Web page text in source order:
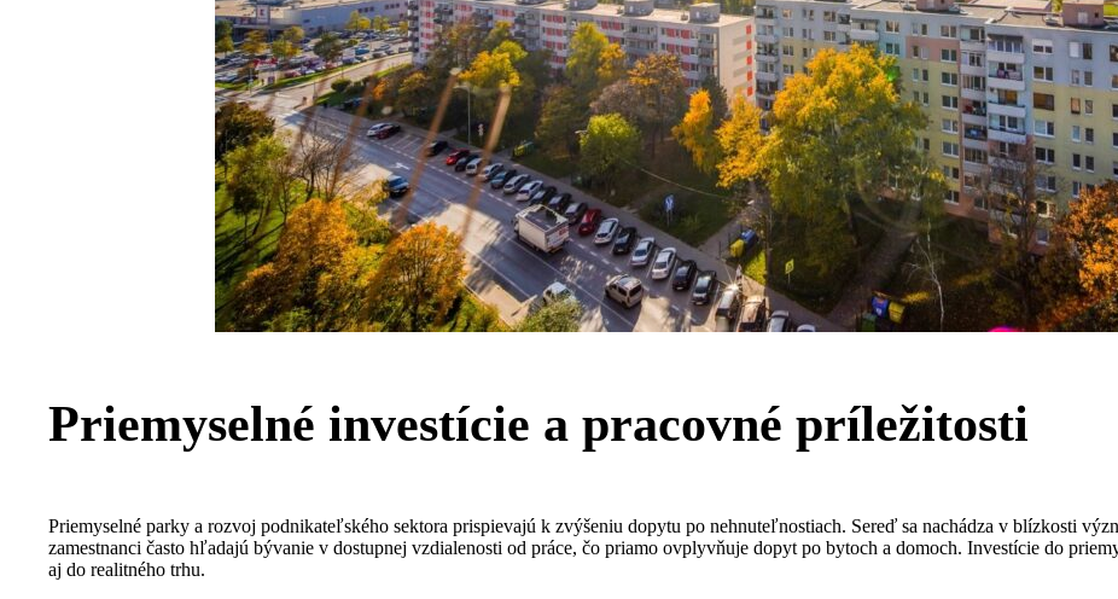
Priemyselné investície a pracovné príležitosti
Priemyselné parky a rozvoj podnikateľského sektora prispievajú k zvýšeniu dopytu po nehnuteľnostiach. Sereď sa nachádza v blízkosti
zamestnanci často hľadajú bývanie v dostupnej vzdialenosti od práce, čo priamo ovplyvňuje dopyt po bytoch a domoch. Investície do
aj do realitného trhu.